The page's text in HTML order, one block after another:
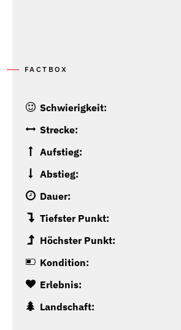
FACTBOX
Schwierigkeit:
Strecke:
Aufstieg:
Abstieg:
Dauer:
Tiefster Punkt:
Höchster Punkt:
Kondition:
Erlebnis:
Landschaft: